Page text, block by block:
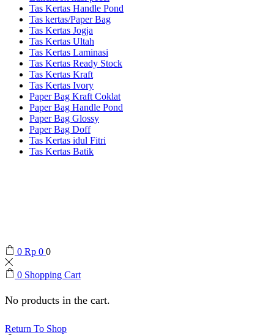
Tas Kertas Handle Pond
Tas kertas/Paper Bag
Tas Kertas Jogja
Tas Kertas Ultah
Tas Kertas Laminasi
Tas Kertas Ready Stock
Tas Kertas Kraft
Tas Kertas Ivory
Paper Bag Kraft Coklat
Paper Bag Handle Pond
Paper Bag Glossy
Paper Bag Doff
Tas Kertas idul Fitri
Tas Kertas Batik
0 Rp 0 0
0 Shopping Cart
No products in the cart.
Return To Shop